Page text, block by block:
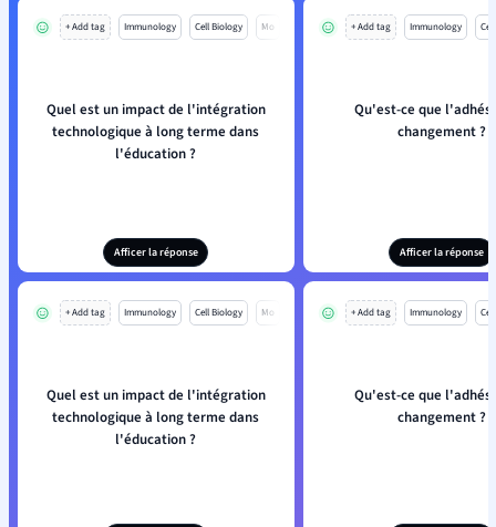
+ Add tag Immunology Cell Biology Mo
Quel est un impact de l'intégration
technologique à long terme dans
l'éducation ?
Afficer la réponse
+ Add tag Immunology
Qu'est-ce que
changement ?
Afficer la réponse
+ Add tag Immunology Cell Biology Mo
Quel est un impact de l'intégration
technologique à long terme dans
l'éducation ?
+ Add tag Immunology
Qu'est-ce que
changement ?